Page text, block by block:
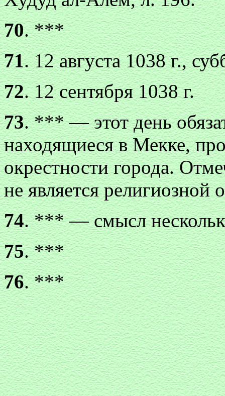
70. ***
71. 12 августа 1038 г.,
72. 12 сентября 1038 г.
73. *** — этот день
находящиеся в Мекке,
окрестности города.
не является религиозной
74. *** — смысл
75. ***
76. ***